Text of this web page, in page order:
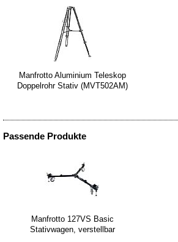
Manfrotto Aluminium Teleskop
Doppelrohr Stativ (MVT502AM)
Passende Produkte
Manfrotto 127VS Basic
Stativwagen, verstellbar